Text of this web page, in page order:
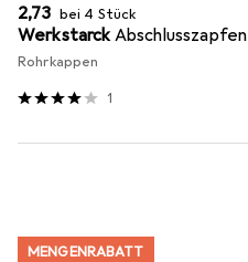
EUR
2,73 bei 4 Stück
WerkstarckAbschlusszapfen
Rohrkappen
1
MENGENRABATT